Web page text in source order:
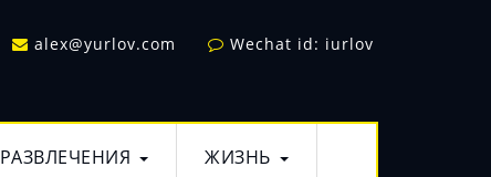
alex@yurlov.com Wechat id: iurlov
РАЗВЛЕЧЕНИЯ ЖИЗНЬ